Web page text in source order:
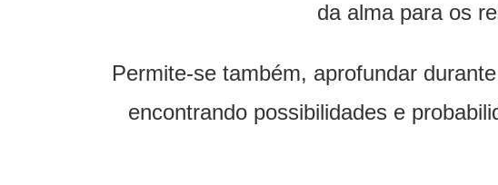
da alma para os
Permite-se também, aprofundar
encontrando possibilidades e